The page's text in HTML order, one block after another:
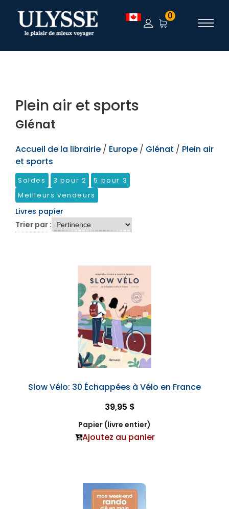
TEST 0
Plein air et sports
Glénat
Accueil de la librairie / Europe / Glénat / Plein air
et sports
Soldes 3 pour 2
5 pour 3
Meilleurs vendeurs
Livres papier
Trier par :
Slow Vélo: 30 Échappées à Vélo en France
39,95 $
Papier (livre entier)
Ajoutez au panier